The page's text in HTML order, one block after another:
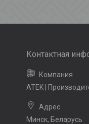
ATEK |
Минск, Беларусь